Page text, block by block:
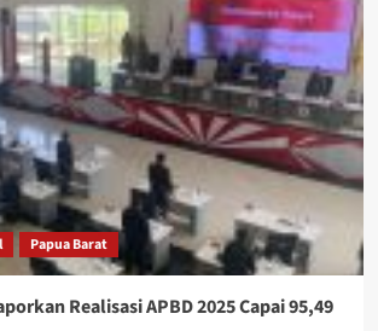
Papua Barat
Realisasi APBD 2025 Capai 95,49